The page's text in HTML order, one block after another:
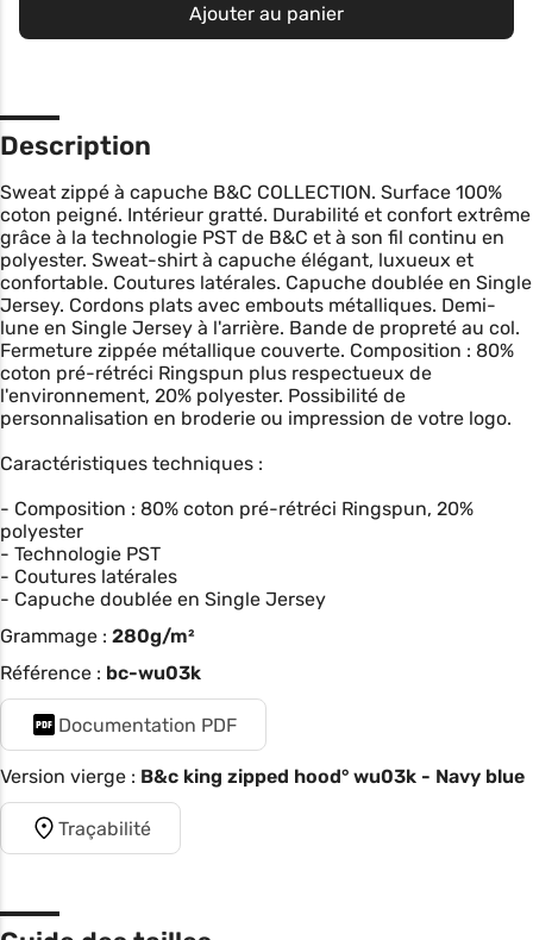
Ajouter au panier
Description
Sweat zippé à capuche B&C COLLECTION. Surface 100%
coton peigné. Intérieur gratté. Durabilité et confort extrême
grâce à la technologie PST de B&C et à son fil continu en
polyester. Sweat-shirt à capuche élégant, luxueux et
confortable. Coutures latérales. Capuche doublée en Single
Jersey. Cordons plats avec embouts métalliques. Demi-
lune en Single Jersey à l'arrière. Bande de propreté au col.
Fermeture zippée métallique couverte. Composition : 80%
coton pré-rétréci Ringspun plus respectueux de
l'environnement, 20% polyester. Possibilité de
personnalisation en broderie ou impression de votre logo.
Caractéristiques techniques :
- Composition : 80% coton pré-rétréci Ringspun, 20%
polyester
- Technologie PST
- Coutures latérales
- Capuche doublée en Single Jersey
Grammage : 280g/m²
Référence : bc-wu03k
Documentation PDF
Version vierge : B&c king zipped hood° wu03k - Navy blue
Traçabilité